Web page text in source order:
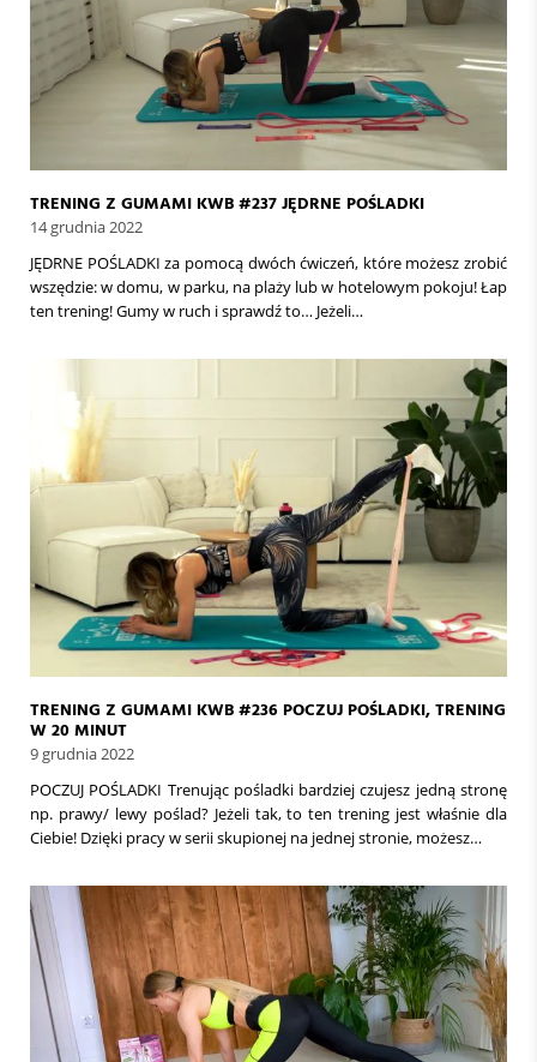
TRENING Z GUMAMI KWB #237 JĘDRNE POŚLADKI
14 grudnia 2022
JĘDRNE POŚLADKI za pomocą dwóch ćwiczeń, które możesz zrobić
wszędzie: w domu, w parku, na plaży lub w hotelowym pokoju! Łap
ten trening! Gumy w ruch i sprawdź to… Jeżeli…
TRENING Z GUMAMI KWB #236 POCZUJ POŚLADKI, TRENING
W 20 MINUT
9 grudnia 2022
POCZUJ POŚLADKI Trenując pośladki bardziej czujesz jedną stronę
np. prawy/ lewy poślad? Jeżeli tak, to ten trening jest właśnie dla
Ciebie! Dzięki pracy w serii skupionej na jednej stronie, możesz…